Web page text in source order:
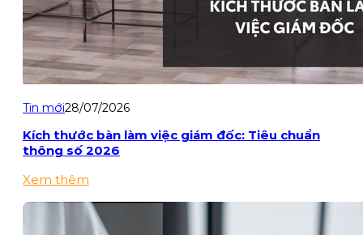
Tin mới28/07/2026
Kích thước bàn làm việc giám đốc: Tiêu chuẩn
thông số 2026
Xem thêm